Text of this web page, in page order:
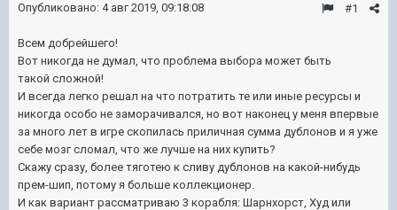
#1
Опубликовано: 4 авг 2019, 09:18:08
Всем добрейшего!
Вот никогда не думал, что проблема выбора может быть
такой сложной!
И всегда легко решал на что потратить те или иные ресурсы и
никогда особо не заморачивался, но вот наконец у меня впервые
за много лет в игре скопилась приличная сумма дублонов и я уже
себе мозг сломал, что же лучше на них купить?
Скажу сразу, более тяготею к сливу дублонов на какой-нибудь
прем-шип, потому я больше коллекционер.
И как вариант рассматриваю 3 корабля: Шарнхорст, Худ или